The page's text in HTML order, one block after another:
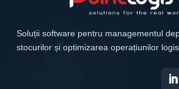
Soluții software pentru managementul
stocurilor și optimizarea operațiunilor